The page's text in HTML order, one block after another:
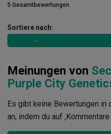
5 Gesamtbewertungen
Sortiere nach:
Meinungen von
Purple City
Es gibt keine Bewertungen in
an, indem du auf